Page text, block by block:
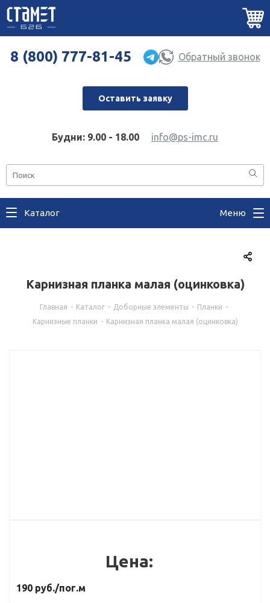
8 (800) 777-81-45 Обратный звонок
Оставить заявку
Будни: 9.00 - 18.00 info@ps-imc.ru
Каталог Меню
Карнизная планка малая (оцинковка)
Главная - Каталог - Доборные элементы - Планки -
Карнизные планки - Карнизная планка малая (оцинковка)
Цена:
190 руб./пог.м